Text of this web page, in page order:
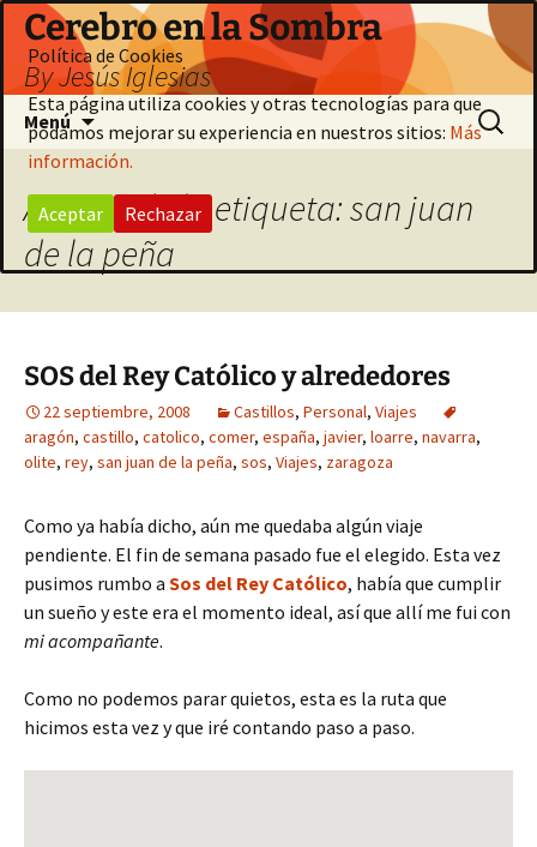
Saltar
contenido
Cerebro en la Sombra
By Jesús Iglesias
Menú Buscar:
Archivo de la etiqueta: san juan
de la peña
SOS del Rey Católico y alrededores
22 septiembre, 2008 Castillos, Personal, Viajes
aragón, castillo, catolico, comer, españa, javier, loarre, navarra,
olite, rey, san juan de la peña, sos, Viajes, zaragoza
Como ya había dicho, aún me quedaba algún viaje
pendiente. El fin de semana pasado fue el elegido. Esta vez
pusimos rumbo a Sos del Rey Católico, había que cumplir
un sueño y este era el momento ideal, así que allí me fui con
mi acompañante.
Como no podemos parar quietos, esta es la ruta que
hicimos esta vez y que iré contando paso a paso.
Política de Cookies
Esta página utiliza cookies y otras tecnologías para que
podamos mejorar su experiencia en nuestros sitios: Más
información.
Aceptar Rechazar